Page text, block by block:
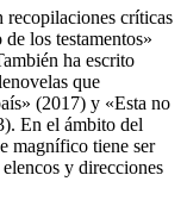
recopilaciones críticas
los testamentos»
ha escrito
que
(2017) y «Esta no
En el ámbito del
magnífico tiene ser
y direcciones